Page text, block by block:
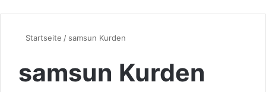
Startseite / samsun Kurden
samsun Kurden